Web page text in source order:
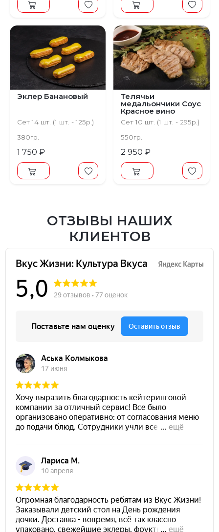
Эклер Банановый
Сет 14 шт. (1 шт. - 125р.)
380гр.
1 750 ₽
Телячьи
медальончики Соус
Красное вино
Сет 10 шт. (1 шт. - 295р.)
550гр.
2 950 ₽
ОТЗЫВЫ НАШИХ
КЛИЕНТОВ